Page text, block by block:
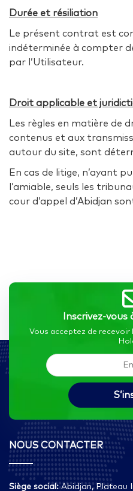
Durée et résiliation
Le présent contrat est
indéterminée à compter
par l’Utilisateur.
Droit applicable et
Les règles en matière de
contenus et aux
autour du site, sont
En cas de litige, n’ayant
l’amiable, seuls les
cour d’appel d’Abidjan
Inscrivez-
Vous acceptez de
NOUS CONTACTER
Siège social:Abidjan, Plateau